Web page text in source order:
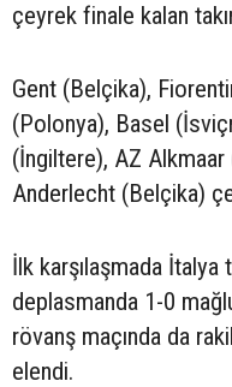
çeyrek finale kalan
Gent (Belçika),
(Polonya), Basel
(İngiltere), AZ
Anderlecht (Belçika)
İlk karşılaşmada
deplasmanda 1-0
rövanş maçında da
elendi.